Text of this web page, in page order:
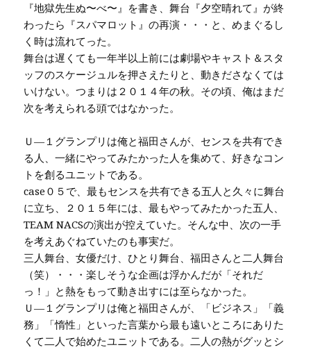
『地獄先生ぬ〜べ〜』を書き、舞台『夕空晴れて』が終
わったら『スパマロット』の再演・・・と、めまぐるし
く時は流れてった。
舞台は遅くても一年半以上前には劇場やキャスト＆スタ
ッフのスケージュルを押さえたりと、動きださなくては
いけない。つまりは２０１４年の秋。その頃、俺はまだ
次を考えられる頭ではなかった。
Ｕ—１グランプリは俺と福田さんが、センスを共有でき
る人、一緒にやってみたかった人を集めて、好きなコン
トを創るユニットである。
case０５で、最もセンスを共有できる五人と久々に舞台
に立ち、２０１５年には、最もやってみたかった五人、
TEAM NACSの演出が控えていた。そんな中、次の一手
を考えあぐねていたのも事実だ。
三人舞台、女優だけ、ひとり舞台、福田さんと二人舞台
（笑）・・・楽しそうな企画は浮かんだが「それだ
っ！」と熱をもって動き出すには至らなかった。
Ｕ—１グランプリは俺と福田さんが、「ビジネス」「義
務」「惰性」といった言葉から最も遠いところにありた
くて二人で始めたユニットである。二人の熱がグッとシ